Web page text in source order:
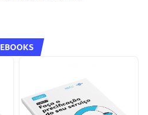
EBOOKS